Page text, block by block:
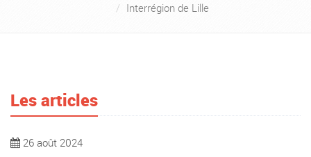
Interrégion de Lille
Les articles
26 août 2024